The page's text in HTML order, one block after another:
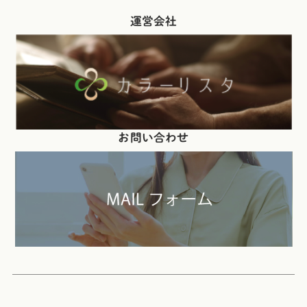
運営会社
お問い合わせ